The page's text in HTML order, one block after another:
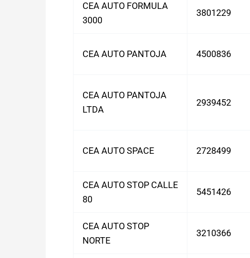
CEA AUTO FORMULA
3000
3801229
CEA AUTO PANTOJA 4500836
CEA AUTO PANTOJA
LTDA
2939452
CEA AUTO SPACE 2728499
CEA AUTO STOP CALLE
80
5451426
CEA AUTO STOP
NORTE
3210366